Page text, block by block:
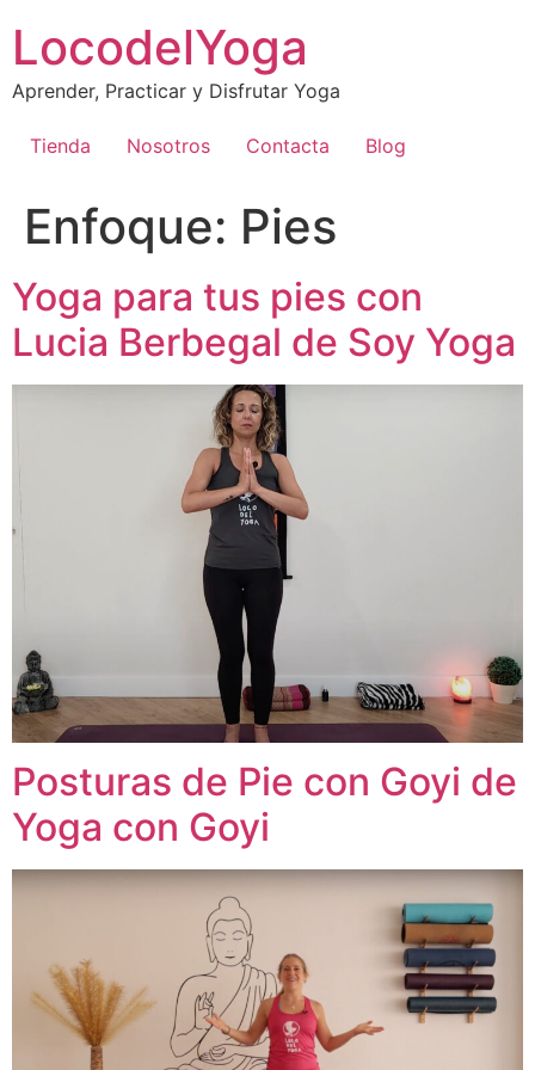
content
LocodelYoga
Aprender, Practicar y Disfrutar Yoga
Tienda Nosotros Contacta Blog
Enfoque: Pies
Yoga para tus pies con
Lucia Berbegal de Soy Yoga
Posturas de Pie con Goyi de
Yoga con Goyi